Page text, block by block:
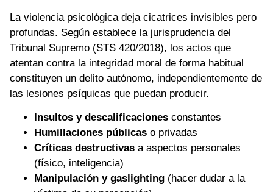
La violencia psicológica deja cicatrices invisibles pero
profundas. Según establece la jurisprudencia del
Tribunal Supremo (STS 420/2018), los actos que
atentan contra la integridad moral de forma habitual
constituyen un delito autónomo, independientemente de
las lesiones psíquicas que puedan producir.
Insultos y descalificaciones constantes
Humillaciones públicas o privadas
Críticas destructivas a aspectos personales
(físico, inteligencia)
Manipulación y gaslighting (hacer dudar a la